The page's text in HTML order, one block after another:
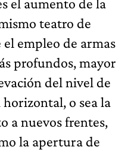
teatro de
empleo de armas
profundos, mayor
del nivel de
horizontal, o sea la
a nuevos frentes,
la apertura de